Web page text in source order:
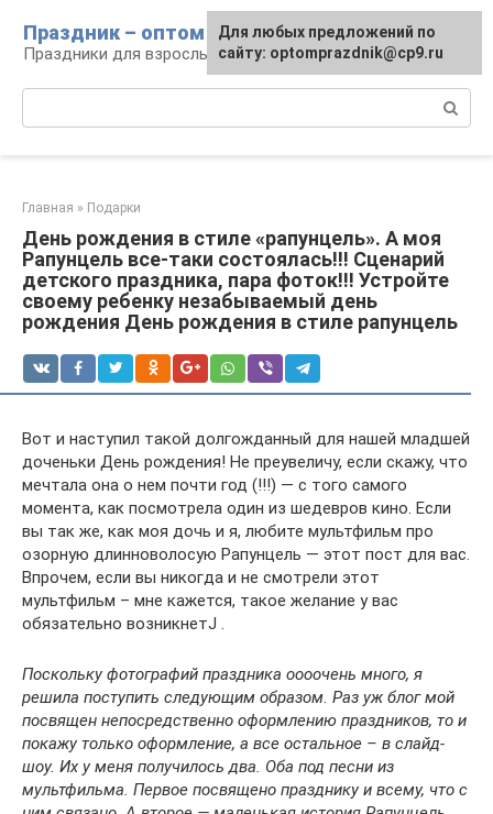
контенту
Праздник – оптом
Праздники для взрослых и детей
Главная » Подарки
День рождения в стиле «рапунцель». А моя
Рапунцель все-таки состоялась!!! Сценарий
детского праздника, пара фоток!!! Устройте
своему ребенку незабываемый день
рождения День рождения в стиле рапунцель
Вот и наступил такой долгожданный для нашей младшей
доченьки День рождения! Не преувеличу, если скажу, что
мечтала она о нем почти год (!!!) — с того самого
момента, как посмотрела один из шедевров кино. Если
вы так же, как моя дочь и я, любите мультфильм про
озорную длинноволосую Рапунцель — этот пост для вас.
Впрочем, если вы никогда и не смотрели этот
мультфильм – мне кажется, такое желание у вас
обязательно возникнетJ .
Поскольку фотографий праздника оооочень много, я
решила поступить следующим образом. Раз уж блог мой
посвящен непосредственно оформлению праздников, то и
покажу только оформление, а все остальное – в слайд-
шоу. Их у меня получилось два. Оба под песни из
мультфильма. Первое посвящено празднику и всему, что с
Для любых предложений по
сайту: optomprazdnik@cp9.ru